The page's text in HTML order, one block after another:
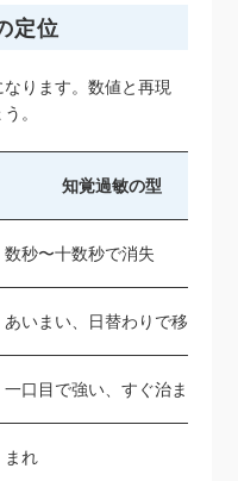
定位
ります。数値と再現
。
知覚過敏の型
数秒〜十数秒で消失
あいまい、日替わりで移動
一口目で強い、すぐ治まる
まれ